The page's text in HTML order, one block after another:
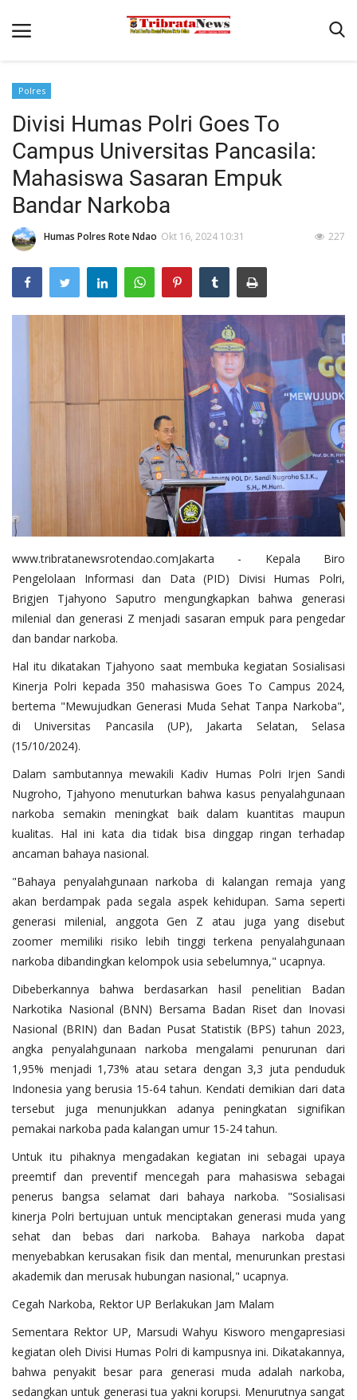
Beranda
Terms & Conditions
Pengamanan di Pelabuhan Pantaibaru Untuk Jamin
Binkam
Reskrim
Polisi Kita
Mitra Polisi
Lantas
Giat Ops
Polres
Divisi Humas Polri Goes To
Campus Universitas Pancasila:
Mahasiswa Sasaran Empuk
Bandar Narkoba
Humas Polres Rote Ndao Okt 16, 2024 10:31 227
www.tribratanewsrotendao.comJakarta - Kepala Biro
Pengelolaan Informasi dan Data (PID) Divisi Humas Polri,
Brigjen Tjahyono Saputro mengungkapkan bahwa generasi
milenial dan generasi Z menjadi sasaran empuk para pengedar
dan bandar narkoba.
Hal itu dikatakan Tjahyono saat membuka kegiatan Sosialisasi
Kinerja Polri kepada 350 mahasiswa Goes To Campus 2024,
bertema "Mewujudkan Generasi Muda Sehat Tanpa Narkoba",
di Universitas Pancasila (UP), Jakarta Selatan, Selasa
(15/10/2024).
Dalam sambutannya mewakili Kadiv Humas Polri Irjen Sandi
Nugroho, Tjahyono menuturkan bahwa kasus penyalahgunaan
narkoba semakin meningkat baik dalam kuantitas maupun
kualitas. Hal ini kata dia tidak bisa dinggap ringan terhadap
ancaman bahaya nasional.
"Bahaya penyalahgunaan narkoba di kalangan remaja yang
akan berdampak pada segala aspek kehidupan. Sama seperti
generasi milenial, anggota Gen Z atau juga yang disebut
zoomer memiliki risiko lebih tinggi terkena penyalahgunaan
narkoba dibandingkan kelompok usia sebelumnya," ucapnya.
Dibeberkannya bahwa berdasarkan hasil penelitian Badan
Narkotika Nasional (BNN) Bersama Badan Riset dan Inovasi
Nasional (BRIN) dan Badan Pusat Statistik (BPS) tahun 2023,
angka penyalahgunaan narkoba mengalami penurunan dari
1,95% menjadi 1,73% atau setara dengan 3,3 juta penduduk
Indonesia yang berusia 15-64 tahun. Kendati demikian dari data
tersebut juga menunjukkan adanya peningkatan signifikan
pemakai narkoba pada kalangan umur 15-24 tahun.
Untuk itu pihaknya mengadakan kegiatan ini sebagai upaya
preemtif dan preventif mencegah para mahasiswa sebagai
penerus bangsa selamat dari bahaya narkoba. "Sosialisasi
kinerja Polri bertujuan untuk menciptakan generasi muda yang
sehat dan bebas dari narkoba. Bahaya narkoba dapat
menyebabkan kerusakan fisik dan mental, menurunkan prestasi
akademik dan merusak hubungan nasional," ucapnya.
Cegah Narkoba, Rektor UP Berlakukan Jam Malam
Sementara Rektor UP, Marsudi Wahyu Kisworo mengapresiasi
kegiatan oleh Divisi Humas Polri di kampusnya ini. Dikatakannya,
bahwa penyakit besar para generasi muda adalah narkoba,
sedangkan untuk generasi tua yakni korupsi. Menurutnya sangat